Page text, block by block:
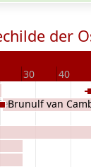
der
30 40
Brunulf van